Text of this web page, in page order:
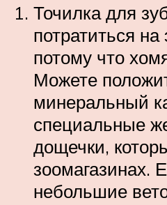
Точилка для
потратиться на
потому что
Можете
минеральный
специальные
дощечки,
зоомагазинах.
небольшие